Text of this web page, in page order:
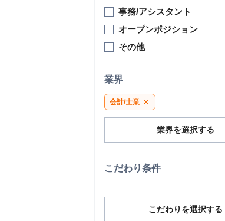
事務/アシスタント
オープンポジション
その他
業界
会計/士業 close
業界を選択する
こだわり条件
こだわりを選択する